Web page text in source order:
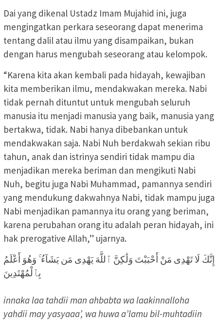
Dai yang dikenal Ustadz Imam Mujahid ini, juga
mengingatkan perkara seseorang dapat menerima
tentang dalil atau ilmu yang disampaikan, bukan
dengan harus mengubah seseorang atau kelompok.
“Karena kita akan kembali pada hidayah, kewajiban
kita memberikan ilmu, mendakwakan mereka. Nabi
tidak pernah dituntut untuk mengubah seluruh
manusia itu menjadi manusia yang baik, manusia yang
bertakwa, tidak. Nabi hanya dibebankan untuk
mendakwakan saja. Nabi Nuh berdakwah sekian ribu
tahun, anak dan istrinya sendiri tidak mampu dia
menjadikan mereka beriman dan mengikuti Nabi
Nuh, begitu juga Nabi Muhammad, pamannya sendiri
yang mendukung dakwahnya Nabi, tidak mampu juga
Nabi menjadikan pamannya itu orang yang beriman,
karena perubahan orang itu adalah peran hidayah, ini
hak prerogative Allah,” ujarnya.
إِنَّكَ لَا تَهْدِى مَنْ أَحْبَبْتَ وَلَٰكِنَّ ٱللَّهَ يَهْدِى مَن يَشَآءُ ۚ وَهُوَ أَعْلَمُ
بِٱلْمُهْتَدِينَ
innaka laa tahdii man ahbabta wa laakinnalloha
yahdii may yasyaaa’, wa huwa a’lamu bil-muhtadiin